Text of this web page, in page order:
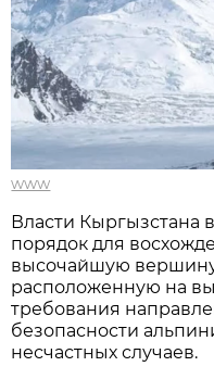
www
Власти Кыргызстана
порядок для
высочайшую
расположенную на
требования
безопасности
несчастных случаев.